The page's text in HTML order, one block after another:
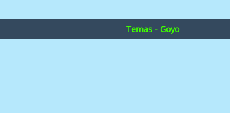
Temas - Goyo